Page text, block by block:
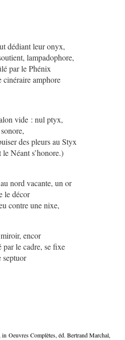
dédiant leur onyx,
lampadophore,
par le Phénix
cinéraire amphore
vide : nul ptyx,
des pleurs au Styx
Néant s’honore.)
nord vacante, un or
le décor
contre une nixe,
encor
par le cadre, se fixe
, in Oeuvres Complètes, éd. Bertrand Marchal,